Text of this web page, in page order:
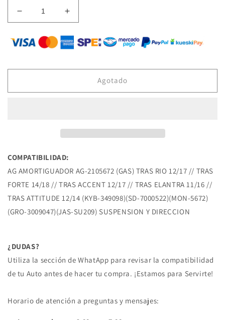
Reducir
cantidad
para
AG-
AMORTIGUADOR
TRAS
ACCENT
12/17
TRAS
ELANTRA
TRAS
DODGE
Aumentar
cantidad
para
AG-
AMORTIGUADOR
FORTE
ACCENT
12/17
TRAS
ELANTRA
11/16
TRAS
Agotado
COMPATIBILIDAD:
AG AMORTIGUADOR AG-2105672 (GAS) TRAS RIO 12/17 // TRAS
FORTE 14/18 // TRAS ACCENT 12/17 // TRAS ELANTRA 11/16 //
TRAS ATTITUDE 12/14 (KYB-349098)(SD-7000522)(MON-5672)
(GRO-3009047)(JAS-SU209) SUSPENSION Y DIRECCION
¿DUDAS?
Utiliza la sección de WhatApp para revisar la compatibilidad
de tu Auto antes de hacer tu compra. ¡Estamos para Servirte!
Horario de atención a preguntas y mensajes: